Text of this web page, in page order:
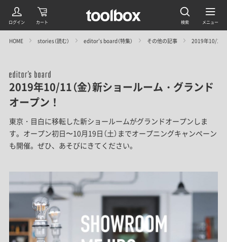
HOME stories（読む） editor’s board（特集） その他の記事 2019年10/11（
2019年10/11（金）新ショールーム・グランド
オープン！
東京・目白に移転した新ショールームがグランドオープンしま
す。オープン初日〜10月19日（土）までオープニングキャンペーン
も開催。ぜひ、あそびにきてください。